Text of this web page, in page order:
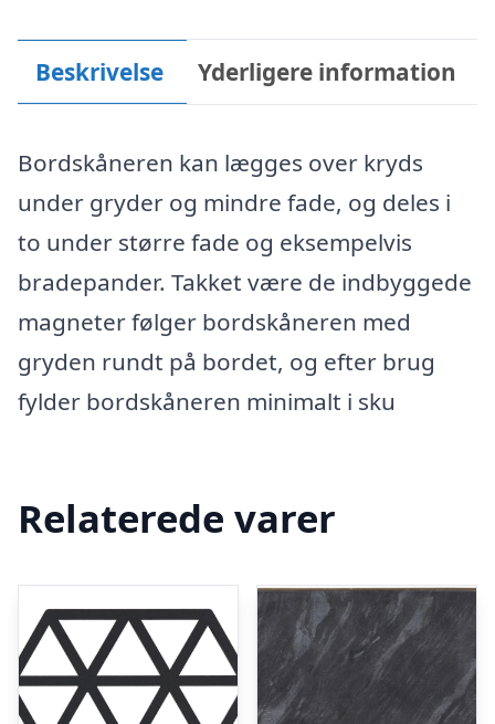
Beskrivelse Yderligere information
Bordskåneren kan lægges over kryds
under gryder og mindre fade, og deles i
to under større fade og eksempelvis
bradepander. Takket være de indbyggede
magneter følger bordskåneren med
gryden rundt på bordet, og efter brug
fylder bordskåneren minimalt i sku
Relaterede varer